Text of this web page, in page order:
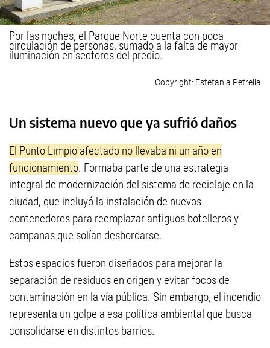
Por las noches, el Parque Norte cuenta con poca
circulación de personas, sumado a la falta de mayor
iluminación en sectores del predio.
Estefania Petrella
Un sistema nuevo que ya sufrió daños
El Punto Limpio afectado no llevaba ni un año en
funcionamiento. Formaba parte de una estrategia
integral de modernización del sistema de reciclaje en la
ciudad, que incluyó la instalación de nuevos
contenedores para reemplazar antiguos botelleros y
campanas que solían desbordarse.
Estos espacios fueron diseñados para mejorar la
separación de residuos en origen y evitar focos de
contaminación en la vía pública. Sin embargo, el incendio
representa un golpe a esa política ambiental que busca
consolidarse en distintos barrios.